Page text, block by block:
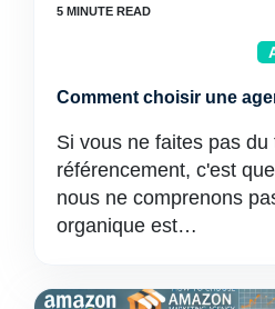
Comment choisir une
Si vous ne faites pas du
référencement, c'est
nous ne comprenons
organique est…